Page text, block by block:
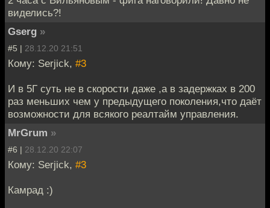
виделись?!
Gserg »
#5 | 28.12.20 21:51
Кому: Serjick, #3
И в 5Г суть не в скорости даже ,а в задержках в 200
раз меньших чем у предыдущего поколения,что даёт
возможности для всякого реалтайм управления.
MrGrum »
#6 | 28.12.20 22:07
Кому: Serjick, #3
Камрад :)